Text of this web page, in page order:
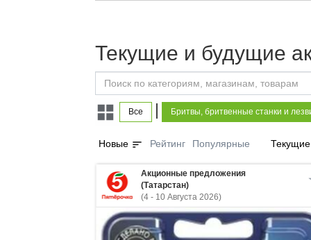
Текущие и будущие
Все | Бритвы, бритвенные станки и
Новые sort Рейтинг Популярные Текущие
Акционные предложения
(Татарстан)
(4 - 10 Августа 2026)